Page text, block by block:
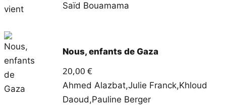
Saïd Bouamama
Nous, enfants de Gaza
20,00 €
Ahmed Alazbat,Julie Franck,Khloud
Daoud,Pauline Berger